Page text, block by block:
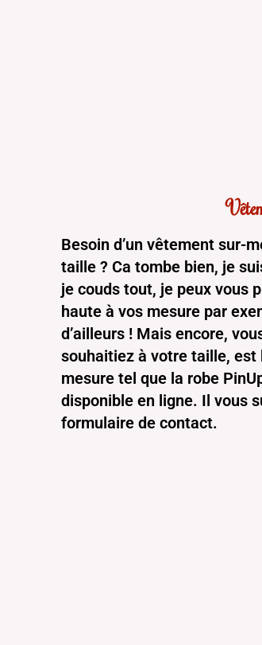
Besoin d’un vêtement sur-
taille ? Ca tombe bien, je
je couds tout, je peux vous
haute à vos mesure par
d’ailleurs ! Mais encore,
souhaitiez à votre taille,
mesure tel que la robe
disponible en ligne. Il vous
formulaire de contact.